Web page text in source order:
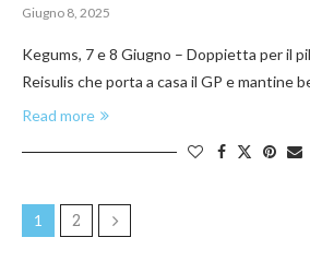
Giugno 8, 2025
Kegums, 7 e 8 Giugno – Doppietta per il
Reisulis che porta a casa il GP e mantine
Read more
1 2